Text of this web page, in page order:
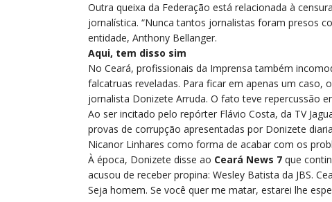
Outra queixa da Federação está relacionada à
jornalística. “Nunca tantos jornalistas foram presos
entidade, Anthony Bellanger.
Aqui, tem disso sim
No Ceará, profissionais da Imprensa também
falcatruas reveladas. Para ficar em apenas um
jornalista Donizete Arruda. O fato teve repercussão
Ao ser incitado pelo repórter Flávio Costa, da TV
provas de corrupção apresentadas por Donizete
Nicanor Linhares como forma de acabar com os
À época, Donizete disse ao Ceará News 7 que
acusou de receber propina: Wesley Batista da JBS.
Seja homem. Se você quer me matar, estarei lhe